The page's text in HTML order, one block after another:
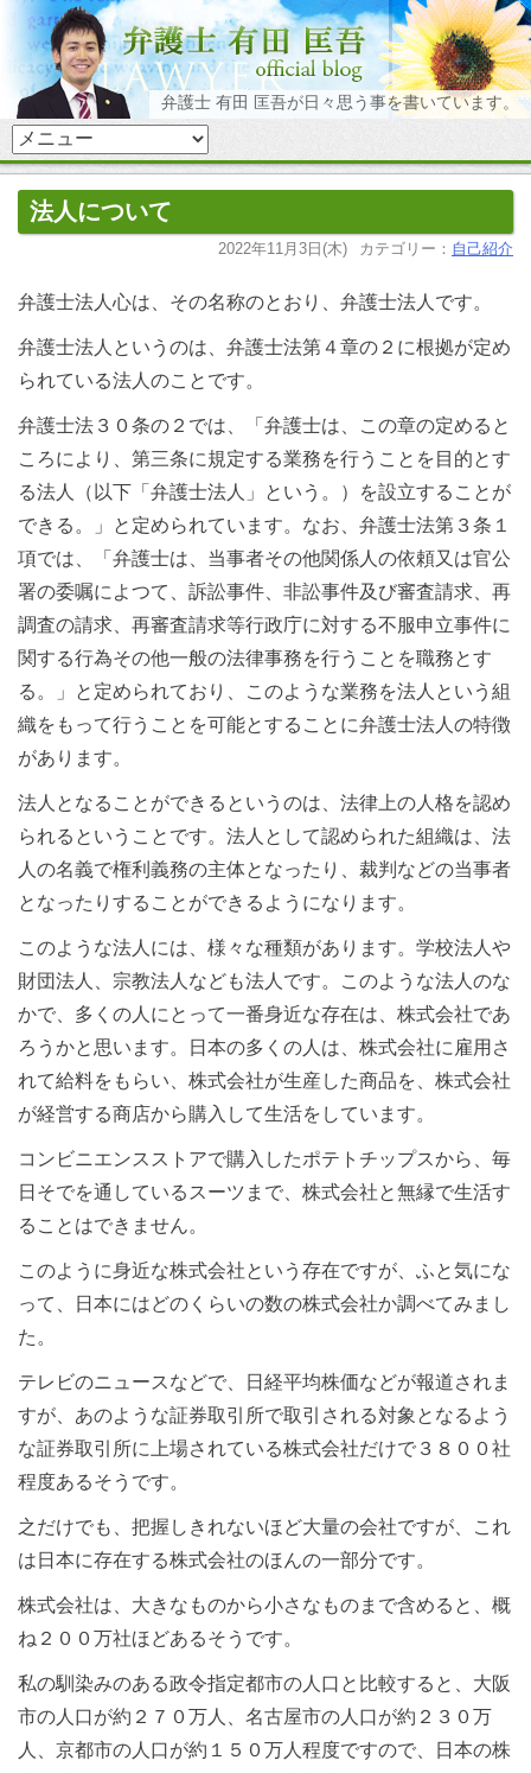
弁護士 有田 匡吾が日々思う事を書いています。
法人について
2022年11月3日(木) カテゴリー： 自己紹介
弁護士法人心は、その名称のとおり、弁護士法人です。
弁護士法人というのは、弁護士法第４章の２に根拠が定め
られている法人のことです。
弁護士法３０条の２では、「弁護士は、この章の定めると
ころにより、第三条に規定する業務を行うことを目的とす
る法人（以下「弁護士法人」という。）を設立することが
できる。」と定められています。なお、弁護士法第３条１
項では、「弁護士は、当事者その他関係人の依頼又は官公
署の委嘱によつて、訴訟事件、非訟事件及び審査請求、再
調査の請求、再審査請求等行政庁に対する不服申立事件に
関する行為その他一般の法律事務を行うことを職務とす
る。」と定められており、このような業務を法人という組
織をもって行うことを可能とすることに弁護士法人の特徴
があります。
法人となることができるというのは、法律上の人格を認め
られるということです。法人として認められた組織は、法
人の名義で権利義務の主体となったり、裁判などの当事者
となったりすることができるようになります。
このような法人には、様々な種類があります。学校法人や
財団法人、宗教法人なども法人です。このような法人のな
かで、多くの人にとって一番身近な存在は、株式会社であ
ろうかと思います。日本の多くの人は、株式会社に雇用さ
れて給料をもらい、株式会社が生産した商品を、株式会社
が経営する商店から購入して生活をしています。
コンビニエンスストアで購入したポテトチップスから、毎
日そでを通しているスーツまで、株式会社と無縁で生活す
ることはできません。
このように身近な株式会社という存在ですが、ふと気にな
って、日本にはどのくらいの数の株式会社か調べてみまし
た。
テレビのニュースなどで、日経平均株価などが報道されま
すが、あのような証券取引所で取引される対象となるよう
な証券取引所に上場されている株式会社だけで３８００社
程度あるそうです。
之だけでも、把握しきれないほど大量の会社ですが、これ
は日本に存在する株式会社のほんの一部分です。
株式会社は、大きなものから小さなものまで含めると、概
ね２００万社ほどあるそうです。
私の馴染みのある政令指定都市の人口と比較すると、大阪
市の人口が約２７０万人、名古屋市の人口が約２３０万
人、京都市の人口が約１５０万人程度ですので、日本の株